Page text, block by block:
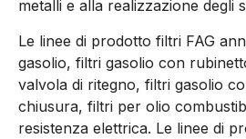
metalli e alla realizzazione degli
Le linee di prodotto filtri FAG
gasolio, filtri gasolio con
valvola di ritegno, filtri gasolio
chiusura, filtri per olio
resistenza elettrica. Le linee di